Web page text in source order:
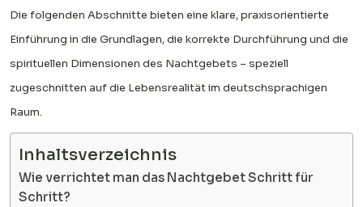
Die folgenden Abschnitte bieten eine klare, praxisorientierte
Einführung in die Grundlagen, die korrekte Durchführung und die
spirituellen Dimensionen des Nachtgebets – speziell
zugeschnitten auf die Lebensrealität im deutschsprachigen
Raum.
Inhaltsverzeichnis
Wie verrichtet man das Nachtgebet Schritt für
Schritt?